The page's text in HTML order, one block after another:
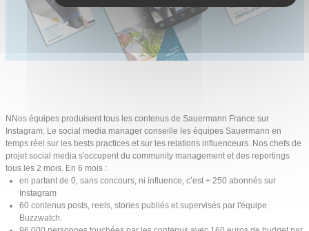
NNos équipes produisent tous les contenus de Sauermann France sur
Instagram. Le social media manager conseille les équipes Sauermann en
temps réel sur les bests practices et sur les relations influenceurs. Nos chefs de
projet social media s'occupent du community management et des reportings
tous les 2 mois. En 6 mois :
en partant de 0, sans concours, ni influence, c’est + 250 abonnés sur
Instagram
60 contenus posts, reels, stories publiés et supervisés par l'équipe
Buzzwatch.